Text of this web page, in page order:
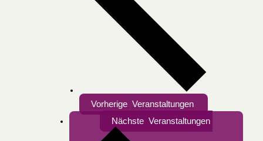
Vorherige Veranstaltungen
Nächste Veranstaltungen